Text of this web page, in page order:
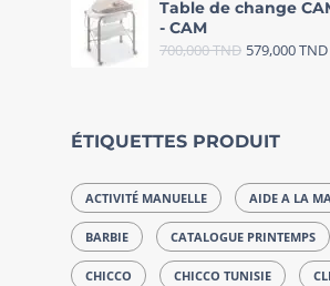
Table de change
- CAM
700,000TND 579,000TND
ÉTIQUETTES PRODUIT
ACTIVITÉ MANUELLE AIDE A LA
BARBIE CATALOGUE PRINTEMPS
CHICCO CHICCO TUNISIE